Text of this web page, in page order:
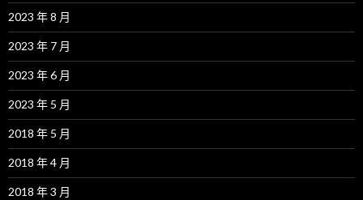
2023 年 8 月
2023 年 7 月
2023 年 6 月
2023 年 5 月
2018 年 5 月
2018 年 4 月
2018 年 3 月